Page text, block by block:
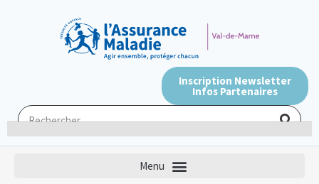
Inscription Newsletter
Infos Partenaires